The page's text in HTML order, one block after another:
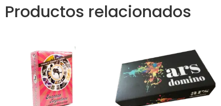
Productos relacionados